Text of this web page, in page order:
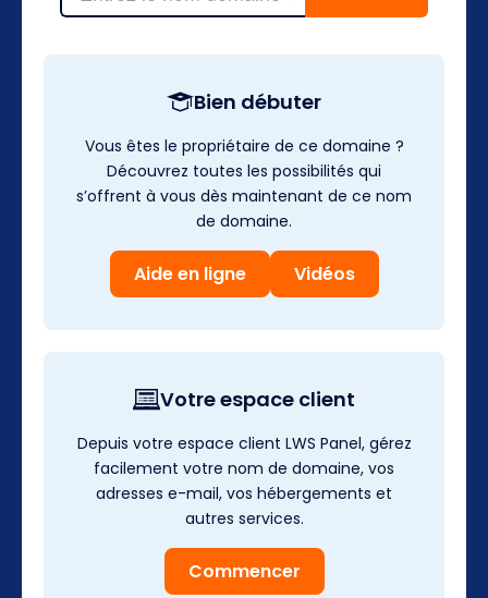
Bien débuter
Vous êtes le propriétaire de ce domaine ?
Découvrez toutes les possibilités qui
s’offrent à vous dès maintenant de ce nom
de domaine.
Aide en ligne Vidéos
Votre espace client
Depuis votre espace client LWS Panel, gérez
facilement votre nom de domaine, vos
adresses e-mail, vos hébergements et
autres services.
Commencer